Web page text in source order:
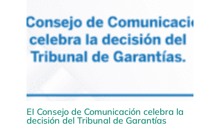
EI Consejo de Comunicación celebra la
decisión del Tribunal de Garantías